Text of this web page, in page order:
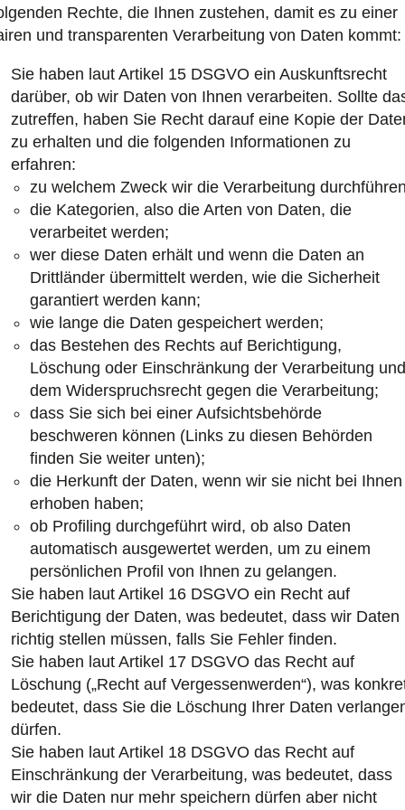
Rechte, die Ihnen zustehen, damit es zu einer
und transparenten Verarbeitung von Daten kommt:
Sie haben laut Artikel 15 DSGVO ein Auskunftsrecht
darüber, ob wir Daten von Ihnen verarbeiten. Sollte
zutreffen, haben Sie Recht darauf eine Kopie der
zu erhalten und die folgenden Informationen zu
erfahren:
zu welchem Zweck wir die Verarbeitung
die Kategorien, also die Arten von Daten, die
verarbeitet werden;
wer diese Daten erhält und wenn die Daten an
Drittländer übermittelt werden, wie die Sicherheit
garantiert werden kann;
wie lange die Daten gespeichert werden;
das Bestehen des Rechts auf Berichtigung,
Löschung oder Einschränkung der Verarbeitung
dem Widerspruchsrecht gegen die Verarbeitung;
dass Sie sich bei einer Aufsichtsbehörde
beschweren können (Links zu diesen Behörden
finden Sie weiter unten);
die Herkunft der Daten, wenn wir sie nicht bei Ihnen
erhoben haben;
ob Profiling durchgeführt wird, ob also Daten
automatisch ausgewertet werden, um zu einem
persönlichen Profil von Ihnen zu gelangen.
Sie haben laut Artikel 16 DSGVO ein Recht auf
Berichtigung der Daten, was bedeutet, dass wir Daten
richtig stellen müssen, falls Sie Fehler finden.
Sie haben laut Artikel 17 DSGVO das Recht auf
Löschung („Recht auf Vergessenwerden“), was
bedeutet, dass Sie die Löschung Ihrer Daten
dürfen.
Sie haben laut Artikel 18 DSGVO das Recht auf
Einschränkung der Verarbeitung, was bedeutet, dass
wir die Daten nur mehr speichern dürfen aber nicht